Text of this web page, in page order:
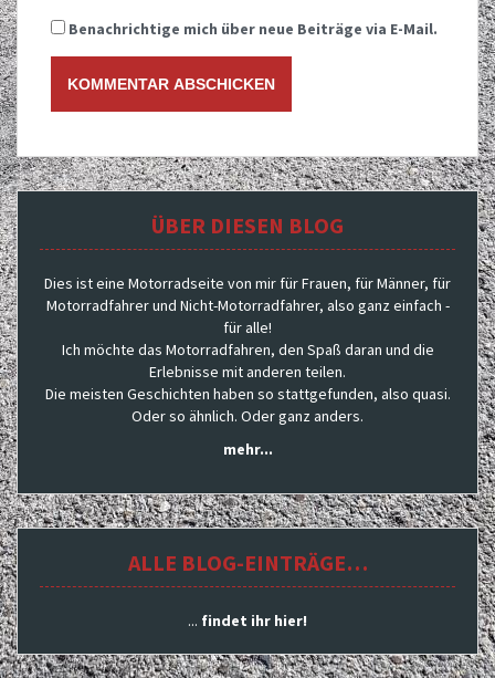
Benachrichtige mich über neue Beiträge via E-Mail.
ÜBER DIESEN BLOG
Dies ist eine Motorradseite von mir für Frauen, für Männer, für
Motorradfahrer und Nicht-Motorradfahrer, also ganz einfach -
für alle!
Ich möchte das Motorradfahren, den Spaß daran und die
Erlebnisse mit anderen teilen.
Die meisten Geschichten haben so stattgefunden, also quasi.
Oder so ähnlich. Oder ganz anders.
mehr...
ALLE BLOG-EINTRÄGE…
... findet ihr hier!